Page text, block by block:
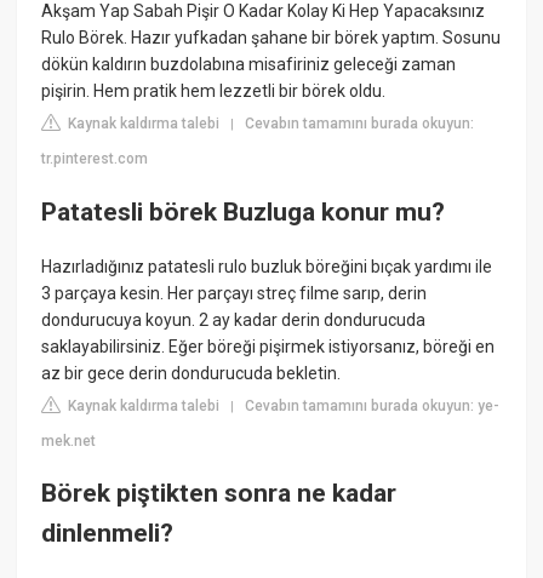
Akşam Yap Sabah Pişir O Kadar Kolay Ki Hep Yapacaksınız
Rulo Börek. Hazır yufkadan şahane bir börek yaptım. Sosunu
dökün kaldırın buzdolabına misafiriniz geleceği zaman
pişirin. Hem pratik hem lezzetli bir börek oldu.
Kaynak kaldırma talebi |Cevabın tamamını burada okuyun:
tr.pinterest.com
Patatesli börek Buzluga konur mu?
Hazırladığınız patatesli rulo buzluk böreğini bıçak yardımı ile
3 parçaya kesin. Her parçayı streç filme sarıp, derin
dondurucuya koyun. 2 ay kadar derin dondurucuda
saklayabilirsiniz. Eğer böreği pişirmek istiyorsanız, böreği en
az bir gece derin dondurucuda bekletin.
Kaynak kaldırma talebi |Cevabın tamamını burada okuyun: ye-
mek.net
Börek piştikten sonra ne kadar
dinlenmeli?